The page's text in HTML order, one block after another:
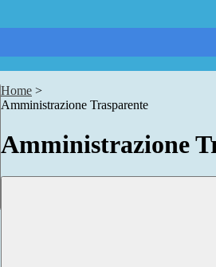
Home >
Amministrazione Trasparente
Amministrazione